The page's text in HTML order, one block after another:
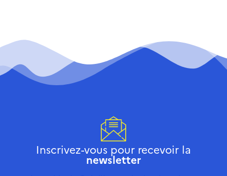
Inscrivez-vous pour recevoir la
newsletter